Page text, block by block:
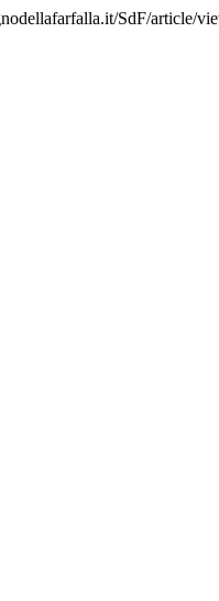
SdF/article/